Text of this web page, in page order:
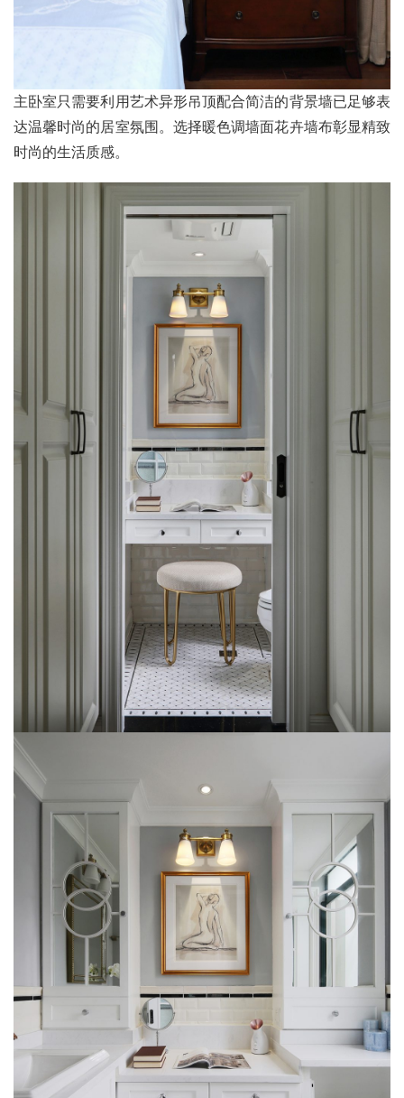
主卧室只需要利用艺术异形吊顶配合简洁的背景墙已足够表
达温馨时尚的居室氛围。选择暖色调墙面花卉墙布彰显精致
时尚的生活质感。